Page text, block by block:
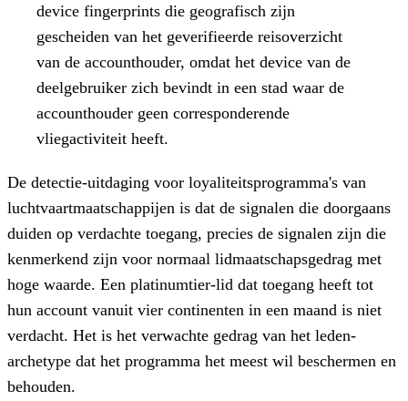
device fingerprints die geografisch zijn
gescheiden van het geverifieerde reisoverzicht
van de accounthouder, omdat het device van de
deelgebruiker zich bevindt in een stad waar de
accounthouder geen corresponderende
vliegactiviteit heeft.
De detectie-uitdaging voor loyaliteitsprogramma's van
luchtvaartmaatschappijen is dat de signalen die doorgaans
duiden op verdachte toegang, precies de signalen zijn die
kenmerkend zijn voor normaal lidmaatschapsgedrag met
hoge waarde. Een platinumtier-lid dat toegang heeft tot
hun account vanuit vier continenten in een maand is niet
verdacht. Het is het verwachte gedrag van het leden-
archetype dat het programma het meest wil beschermen en
behouden.